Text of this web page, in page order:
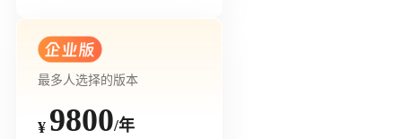
最多人选择的版本
¥ 9800/年